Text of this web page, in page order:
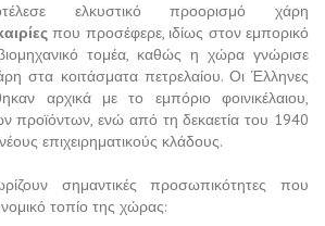
ελκυστικό προορισμό χάρη
που προσέφερε, ιδίως στον εμπορικό
τομέα, καθώς η χώρα γνώρισε
στα κοιτάσματα πετρελαίου. Οι Έλληνες
αρχικά με το εμπόριο φοινικέλαιου,
προϊόντων, ενώ από τη δεκαετία του 1940
επιχειρηματικούς κλάδους.
σημαντικές προσωπικότητες που
τοπίο της χώρας: